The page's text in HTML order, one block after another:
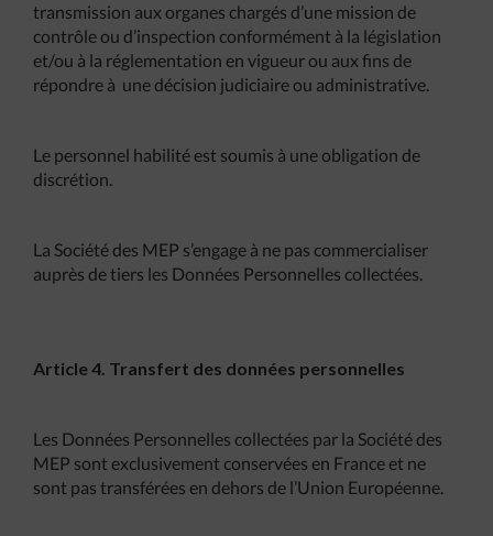
transmission aux organes chargés d’une mission de
contrôle ou d’inspection conformément à la législation
et/ou à la réglementation en vigueur ou aux fins de
répondre à une décision judiciaire ou administrative.
Le personnel habilité est soumis à une obligation de
discrétion.
La Société des MEP s’engage à ne pas commercialiser
auprès de tiers les Données Personnelles collectées.
Article 4. Transfert des données personnelles
Les Données Personnelles collectées par la Société des
MEP sont exclusivement conservées en France et ne
sont pas transférées en dehors de l’Union Européenne.